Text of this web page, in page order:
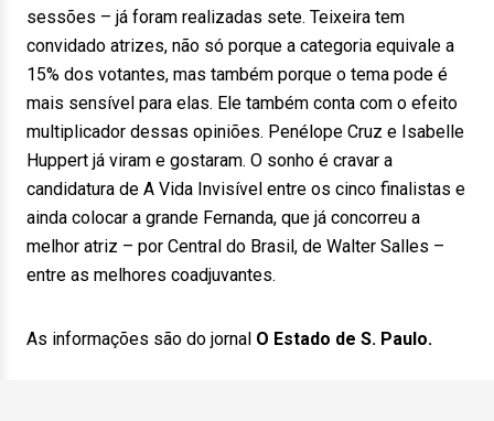
sessões – já foram realizadas sete. Teixeira tem
convidado atrizes, não só porque a categoria equivale a
15% dos votantes, mas também porque o tema pode é
mais sensível para elas. Ele também conta com o efeito
multiplicador dessas opiniões. Penélope Cruz e Isabelle
Huppert já viram e gostaram. O sonho é cravar a
candidatura de A Vida Invisível entre os cinco finalistas e
ainda colocar a grande Fernanda, que já concorreu a
melhor atriz – por Central do Brasil, de Walter Salles –
entre as melhores coadjuvantes.
As informações são do jornal O Estado de S. Paulo.